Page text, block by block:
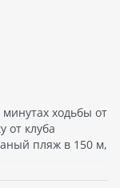
ходьбы от
от клуба
пляж в 150 м,